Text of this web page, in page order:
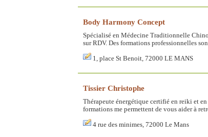
Body Harmony Concept
Spécialisé en Médecine Traditionnelle
sur RDV. Des formations professionnelles
1, place St Benoit, 72000 LE MANS
Tissier Christophe
Thérapeute énergétique certifié en reiki et
formations me permettent de vous aider à
4 rue des minimes, 72000 Le Mans